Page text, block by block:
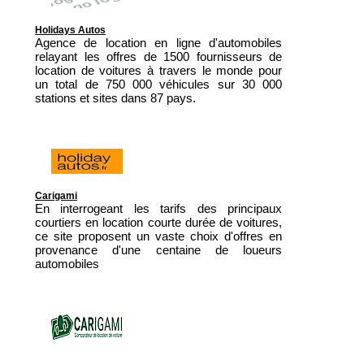
Holidays Autos
Agence de location en ligne d'automobiles
relayant les offres de 1500 fournisseurs de
location de voitures à travers le monde pour
un total de 750 000 véhicules sur 30 000
stations et sites dans 87 pays.
Carigami
En interrogeant les tarifs des principaux
courtiers en location courte durée de voitures,
ce site proposent un vaste choix d'offres en
provenance d'une centaine de loueurs
automobiles